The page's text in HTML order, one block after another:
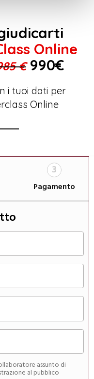
Online
€990€
i tuoi dati per
Online
3
Pagamento
assunto di
al pubblico